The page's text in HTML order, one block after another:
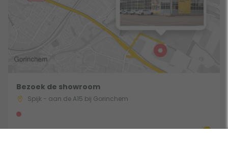
Bezoek de showroom
Spijk - aan de A15 bij Gorinchem